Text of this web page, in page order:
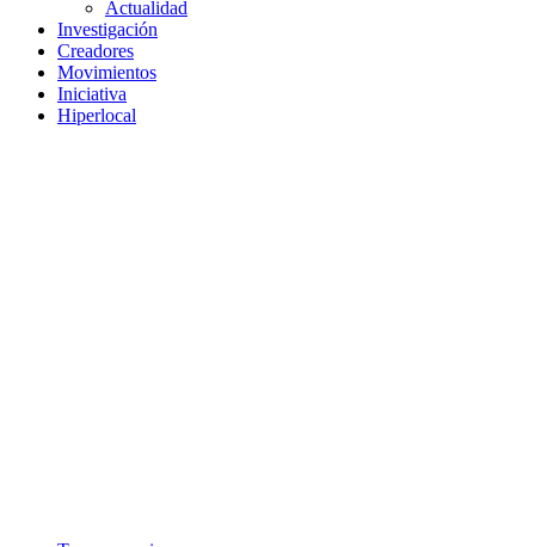
Actualidad
Investigación
Creadores
Movimientos
Iniciativa
Hiperlocal